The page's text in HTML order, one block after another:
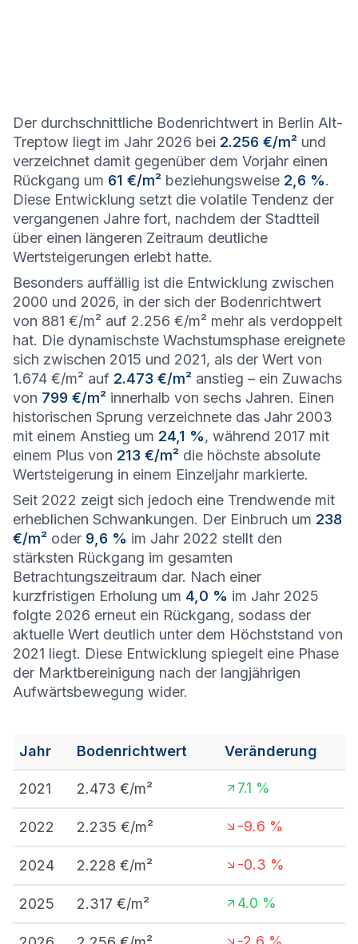
Der durchschnittliche Bodenrichtwert in Berlin Alt-
Treptow liegt im Jahr 2026 bei 2.256 €/m² und
verzeichnet damit gegenüber dem Vorjahr einen
Rückgang um 61 €/m² beziehungsweise 2,6 %.
Diese Entwicklung setzt die volatile Tendenz der
vergangenen Jahre fort, nachdem der Stadtteil
über einen längeren Zeitraum deutliche
Wertsteigerungen erlebt hatte.
Besonders auffällig ist die Entwicklung zwischen
2000 und 2026, in der sich der Bodenrichtwert
von 881 €/m² auf 2.256 €/m² mehr als verdoppelt
hat. Die dynamischste Wachstumsphase ereignete
sich zwischen 2015 und 2021, als der Wert von
1.674 €/m² auf 2.473 €/m² anstieg – ein Zuwachs
von 799 €/m² innerhalb von sechs Jahren. Einen
historischen Sprung verzeichnete das Jahr 2003
mit einem Anstieg um 24,1 %, während 2017 mit
einem Plus von 213 €/m² die höchste absolute
Wertsteigerung in einem Einzeljahr markierte.
Seit 2022 zeigt sich jedoch eine Trendwende mit
erheblichen Schwankungen. Der Einbruch um 238
€/m² oder 9,6 % im Jahr 2022 stellt den
stärksten Rückgang im gesamten
Betrachtungszeitraum dar. Nach einer
kurzfristigen Erholung um 4,0 % im Jahr 2025
folgte 2026 erneut ein Rückgang, sodass der
aktuelle Wert deutlich unter dem Höchststand von
2021 liegt. Diese Entwicklung spiegelt eine Phase
der Marktbereinigung nach der langjährigen
Aufwärtsbewegung wider.
Jahr Bodenrichtwert Veränderung
2021 2.473 €/m² 7.1 %
2022 2.235 €/m² -9.6 %
2024 2.228 €/m² -0.3 %
2025 2.317 €/m² 4.0 %